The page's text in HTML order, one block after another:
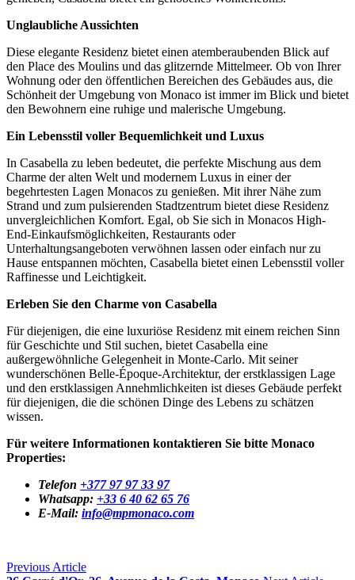
Unglaubliche Aussichten
Diese elegante Residenz bietet einen atemberaubenden Blick auf
den Place des Moulins und das glitzernde Mittelmeer. Ob von Ihrer
Wohnung oder den öffentlichen Bereichen des Gebäudes aus, die
Schönheit der Umgebung von Monaco ist immer im Blick und bietet
den Bewohnern eine ruhige und malerische Umgebung.
Ein Lebensstil voller Bequemlichkeit und Luxus
In Casabella zu leben bedeutet, die perfekte Mischung aus dem
Charme der alten Welt und modernem Luxus in einer der
begehrtesten Lagen Monacos zu genießen. Mit ihrer Nähe zum
Strand und zum pulsierenden Stadtzentrum bietet diese Residenz
unvergleichlichen Komfort. Egal, ob Sie sich in Monacos High-
End-Einkaufsmöglichkeiten, Restaurants oder
Unterhaltungsangeboten verwöhnen lassen oder einfach nur zu
Hause entspannen möchten, Casabella bietet einen Lebensstil voller
Raffinesse und Leichtigkeit.
Erleben Sie den Charme von Casabella
Für diejenigen, die eine luxuriöse Residenz mit einem reichen Sinn
für Geschichte und Stil suchen, bietet Casabella eine
außergewöhnliche Gelegenheit in Monte-Carlo. Mit seiner
wunderschönen Belle-Époque-Architektur, der erstklassigen Lage
und den erstklassigen Annehmlichkeiten ist dieses Gebäude perfekt
für diejenigen, die die schönen Dinge des Lebens zu schätzen
wissen.
Für weitere Informationen kontaktieren Sie bitte Monaco
Properties:
Telefon +377 97 97 33 97
Whatsapp: +33 6 40 62 65 76
E-Mail: info@mpmonaco.com
Previous Article